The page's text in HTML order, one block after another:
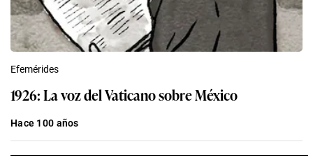
Efemérides
1926: La voz del Vaticano sobre México
Hace 100 años